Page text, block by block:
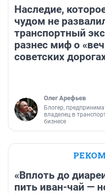
Наследие,
чудом не
транспортный
разнес миф о
советских
Олег Арефьев
Блогер,
владелец в
бизнесе
«Вплоть до
пить иван-чай —